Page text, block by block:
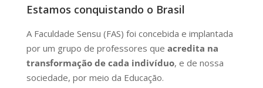
Estamos conquistando o Brasil
A Faculdade Sensu (FAS) foi concebida e implantada
por um grupo de professores que acredita na
transformação de cada indivíduo, e de nossa
sociedade, por meio da Educação.